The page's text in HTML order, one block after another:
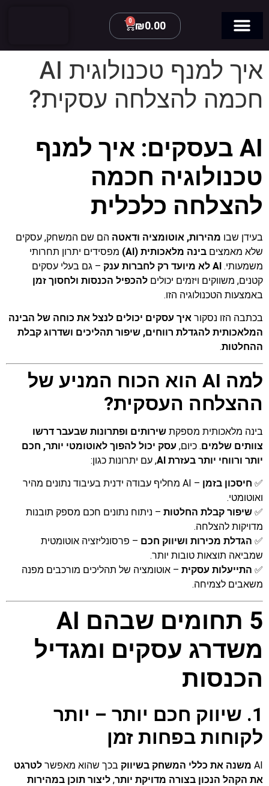
₪0.00
0
איך למנף טכנולוגית AI
חכמה להצלחה עסקית?
AI בעסקים: איך למנף
טכנולוגיה חכמה
להצלחה כלכלית
בעידן שבו מהירות, אוטומציה ודאטה הם שם המשחק, עסקים
שלא מאמצים בינה מלאכותית (AI)
מפסידים יתרון תחרותי
משמעותי. AI לא מיועד רק לחברות ענק
– גם בעלי עסקים
קטנים, משווקים ויזמים יכולים להכפיל הכנסות ולחסוך זמן
באמצעות הטכנולוגיה הזו.
בכתבה הזו נסקור איך עסקים יכולים לנצל את כוחה של הבינה
המלאכותית להגדלת רווחים, שיפור תהליכים ושדרוג קבלת
ההחלטות.
למה AI הוא הכוח המניע של
ההצלחה העסקית?
בינה מלאכותית מספקת שירותים ופתרונות שבעבר דרשו
צוותים שלמים. כיום, עסק יכול להפוך לאוטומטי יותר, חכם
יותר ורווחי יותר בעזרת AI
, עם יתרונות כגון:
✅ חיסכון בזמן
– AI מחליף עבודה ידנית בעיבוד נתונים מהיר
ואוטומטי.
✅ שיפור קבלת החלטות – ניתוח נתונים חכם מספק תובנות
מדויקות להצלחה.
✅ הגדלת מכירות ושיווק חכם – פרסונליזציה אוטומטית
שמביאה תוצאות טובות יותר.
✅ התייעלות עסקית – אוטומציה של תהליכים מורכבים מפנה
משאבים לצמיחה.
5 תחומים שבהם AI
משדרג עסקים ומגדיל
הכנסות
1. שיווק חכם יותר – יותר
לקוחות בפחות זמן
AI משנה את כללי המשחק בשיווק בכך שהוא מאפשר לטרגט
את הקהל הנכון בצורה מדויקת יותר, ליצור תוכן במהירות